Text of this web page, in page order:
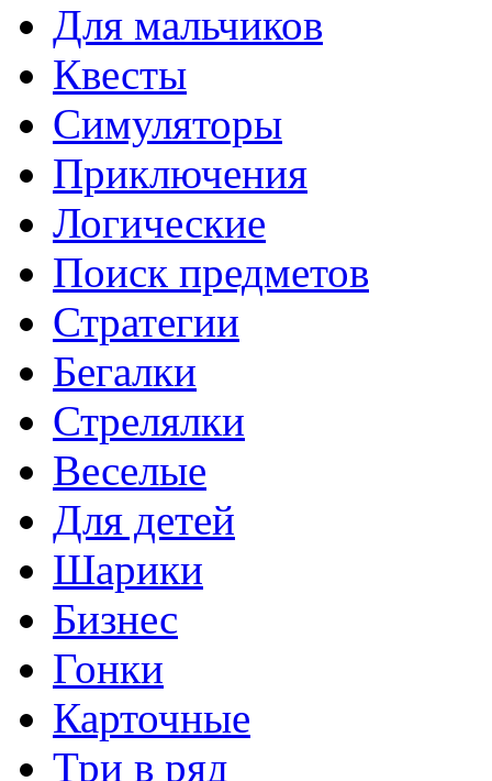
Для мальчиков
Квесты
Симуляторы
Приключения
Логические
Поиск предметов
Стратегии
Бегалки
Стрелялки
Веселые
Для детей
Шарики
Бизнес
Гонки
Карточные
Три в ряд